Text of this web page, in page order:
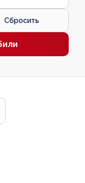
Сбросить